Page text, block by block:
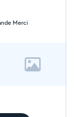
Personne agréable et très humaine Je recommande Merci